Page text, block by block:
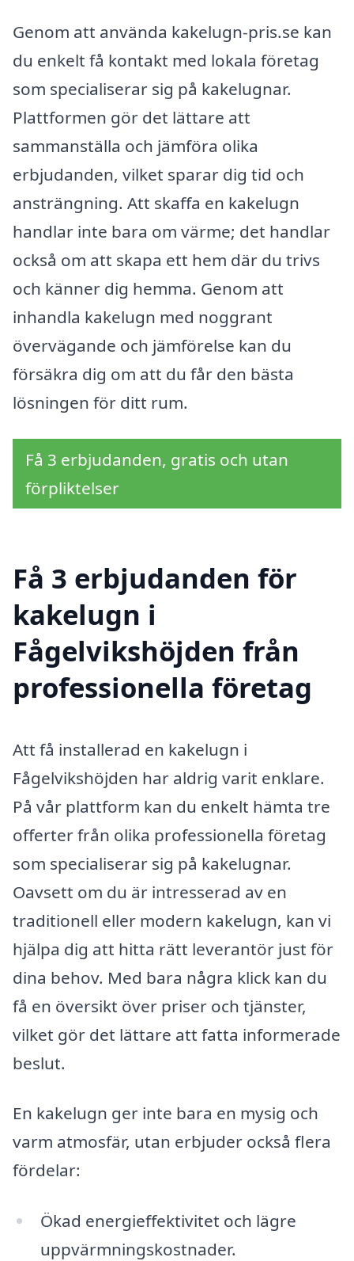
Genom att använda kakelugn-pris.se kan
du enkelt få kontakt med lokala företag
som specialiserar sig på kakelugnar.
Plattformen gör det lättare att
sammanställa och jämföra olika
erbjudanden, vilket sparar dig tid och
ansträngning. Att skaffa en kakelugn
handlar inte bara om värme; det handlar
också om att skapa ett hem där du trivs
och känner dig hemma. Genom att
inhandla kakelugn med noggrant
övervägande och jämförelse kan du
försäkra dig om att du får den bästa
lösningen för ditt rum.
Få 3 erbjudanden, gratis och utan
förpliktelser
Få 3 erbjudanden för
kakelugn i
Fågelvikshöjden från
professionella företag
Att få installerad en kakelugn i
Fågelvikshöjden har aldrig varit enklare.
På vår plattform kan du enkelt hämta tre
offerter från olika professionella företag
som specialiserar sig på kakelugnar.
Oavsett om du är intresserad av en
traditionell eller modern kakelugn, kan vi
hjälpa dig att hitta rätt leverantör just för
dina behov. Med bara några klick kan du
få en översikt över priser och tjänster,
vilket gör det lättare att fatta informerade
beslut.
En kakelugn ger inte bara en mysig och
varm atmosfär, utan erbjuder också flera
fördelar:
Ökad energieffektivitet och lägre
uppvärmningskostnader.